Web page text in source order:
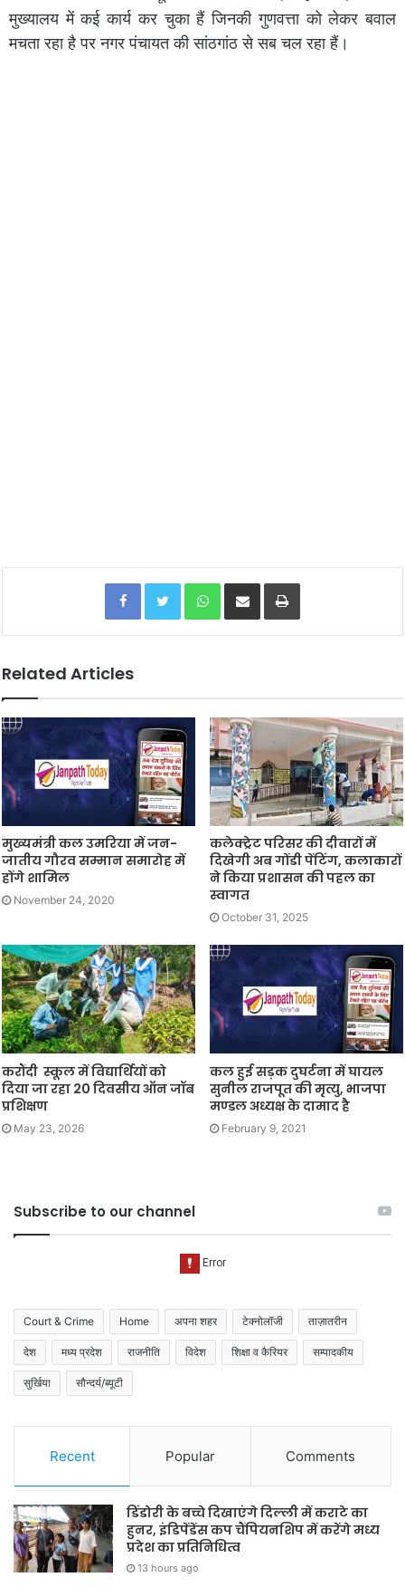
मुख्यालय में कई कार्य कर चुका हैं जिनकी गुणवत्ता को लेकर बवाल
मचता रहा है पर नगर पंचायत की सांठगांठ से सब चल रहा हैं।
Facebook Twitter WhatsApp
Related Articles
मुख्यमंत्री कल उमरिया में जन-
जातीय गौरव सम्मान समारोह में
होंगे शामिल
November 24, 2020
कलेक्ट्रेट परिसर की दीवारों में
दिखेगी अब गोंडी पेंटिंग, कलाकारों
ने किया प्रशासन की पहल का
स्वागत
October 31, 2025
करौंदी स्कूल में विद्यार्थियों को
दिया जा रहा 20 दिवसीय ऑन जॉब
प्रशिक्षण
May 23, 2026
कल हुई सड़क दुघर्टना में घायल
सुनील राजपूत की मृत्यु, भाजपा
मण्डल अध्यक्ष के दामाद है
February 9, 2021
Subscribe to our channel
Court & Crime Home अपना शहर टेक्नोलॉजी ताज़ातरीन
देश मध्य प्रदेश राजनीति विदेश शिक्षा व कैरियर सम्पादकीय
सुर्खिया सौन्दर्य/ब्यूटी
Recent Popular Comments
डिंडोरी के बच्चे दिखाएंगे दिल्ली में कराटे का
हुनर, इंडिपेंडेंस कप चैंपियनशिप में करेंगे मध्य
प्रदेश का प्रतिनिधित्व
13 hours ago